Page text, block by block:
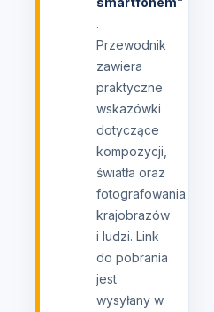
.
Przewodnik
zawiera
praktyczne
wskazówki
dotyczące
kompozycji,
światła oraz
fotografowania
krajobrazów
i ludzi. Link
do pobrania
jest
wysyłany w